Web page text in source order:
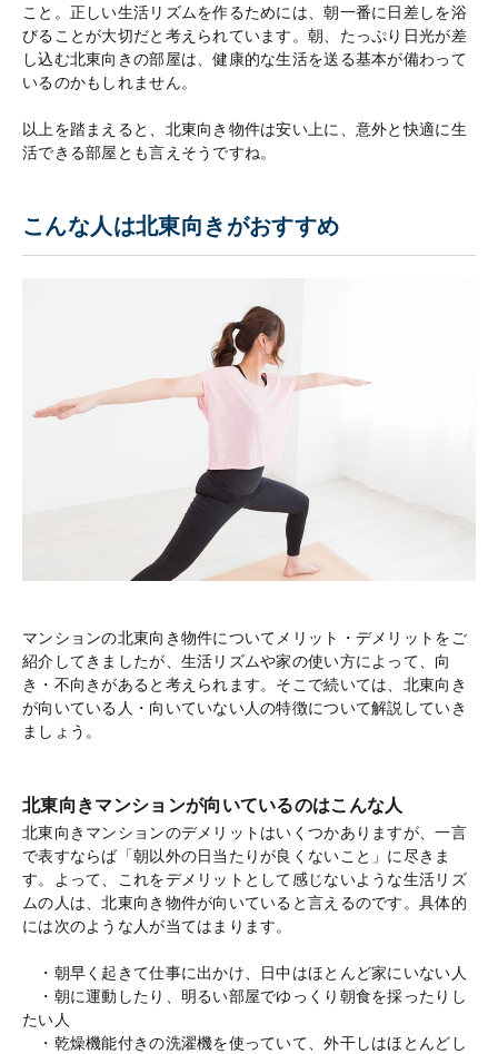
こと。正しい生活リズムを作るためには、朝一番に日差しを浴
びることが大切だと考えられています。朝、たっぷり日光が差
し込む北東向きの部屋は、健康的な生活を送る基本が備わって
いるのかもしれません。
以上を踏まえると、北東向き物件は安い上に、意外と快適に生
活できる部屋とも言えそうですね。
こんな人は北東向きがおすすめ
マンションの北東向き物件についてメリット・デメリットをご
紹介してきましたが、生活リズムや家の使い方によって、向
き・不向きがあると考えられます。そこで続いては、北東向き
が向いている人・向いていない人の特徴について解説していき
ましょう。
北東向きマンションが向いているのはこんな人
北東向きマンションのデメリットはいくつかありますが、一言
で表すならば「朝以外の日当たりが良くないこと」に尽きま
す。よって、これをデメリットとして感じないような生活リズ
ムの人は、北東向き物件が向いていると言えるのです。具体的
には次のような人が当てはまります。
・朝早く起きて仕事に出かけ、日中はほとんど家にいない人
・朝に運動したり、明るい部屋でゆっくり朝食を採ったりし
たい人
・乾燥機能付きの洗濯機を使っていて、外干しはほとんどし